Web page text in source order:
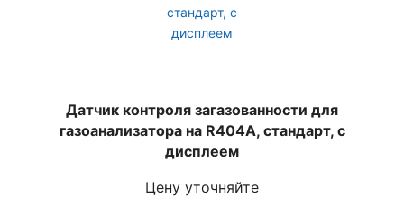
Датчик контроля загазованности для
газоанализатора на R404A, стандарт, с
дисплеем
Цену уточняйте